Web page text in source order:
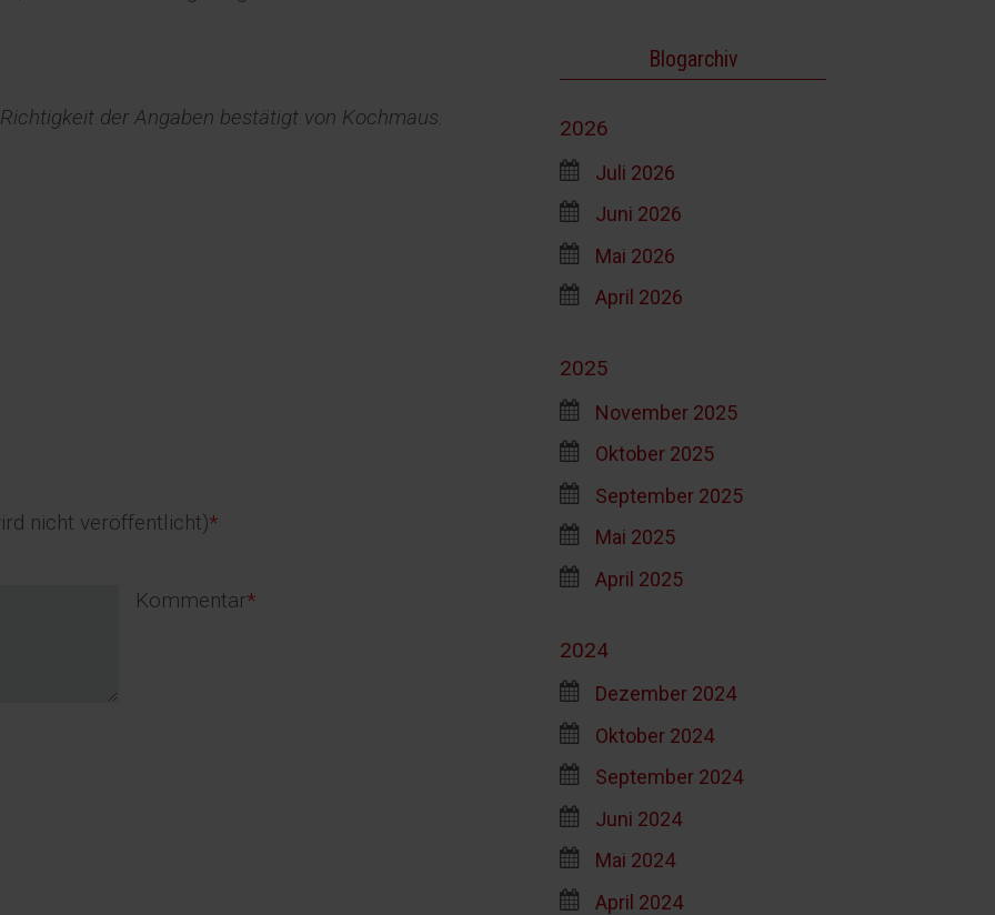
der Angaben bestätigt von Kochmaus.
nicht veröffentlicht)*
Pflichtfeld
Kommentar*
Blogarchiv
2026
Juli 2026
Juni 2026
Mai 2026
April 2026
2025
November 2025
Oktober 2025
September 2025
Mai 2025
April 2025
2024
Dezember 2024
Oktober 2024
September 2024
Juni 2024
Mai 2024
April 2024